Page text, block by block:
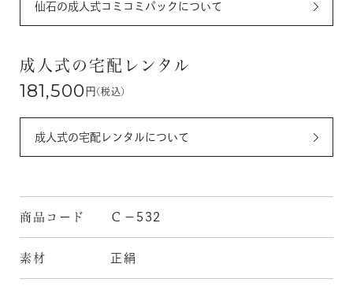
仙石の成人式コミコミパックについて
成人式の宅配レンタル
181,500 円 (税込)
成人式の宅配レンタルについて
商品コード Ｃ－532
素材 正絹